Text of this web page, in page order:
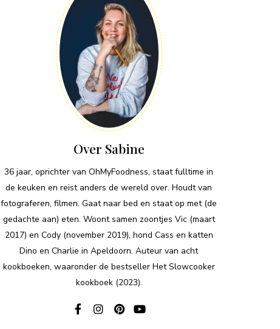
Over Sabine
36 jaar, oprichter van OhMyFoodness, staat fulltime in
de keuken en reist anders de wereld over. Houdt van
fotograferen, filmen. Gaat naar bed en staat op met (de
gedachte aan) eten. Woont samen zoontjes Vic (maart
2017) en Cody (november 2019), hond Cass en katten
Dino en Charlie in Apeldoorn. Auteur van acht
kookboeken, waaronder de bestseller Het Slowcooker
kookboek (2023).